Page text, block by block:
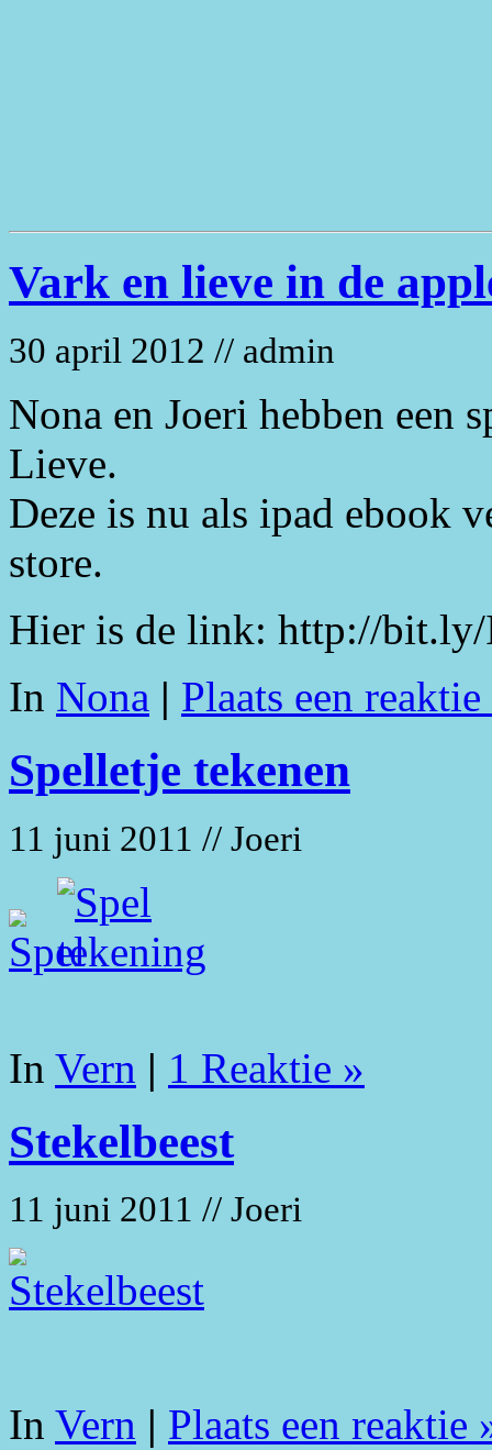
Vark en lieve in de
30 april 2012 // admin
Nona en Joeri hebben een
Lieve.
Deze is nu als ipad ebook
store.
Hier is de link: http://
In Nona | Plaats een reaktie
Spelletje tekenen
11 juni 2011 // Joeri
In Vern | 1 Reaktie »
Stekelbeest
11 juni 2011 // Joeri
In Vern | Plaats een reaktie